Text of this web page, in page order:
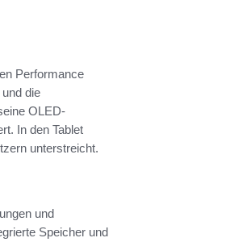
Performance
die
OLED-
In den Tablet
unterstreicht.
und
Speicher und